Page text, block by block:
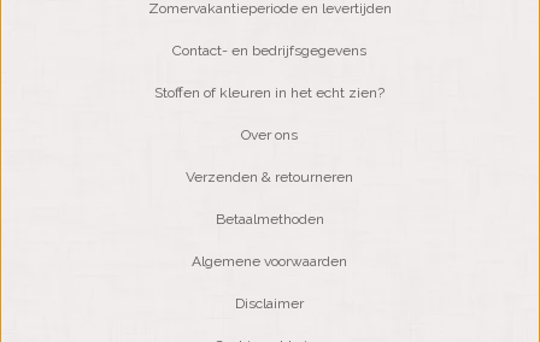
Zomervakantieperiode en levertijden
Contact- en bedrijfsgegevens
Stoffen of kleuren in het echt zien?
Over ons
Verzenden & retourneren
Betaalmethoden
Algemene voorwaarden
Disclaimer